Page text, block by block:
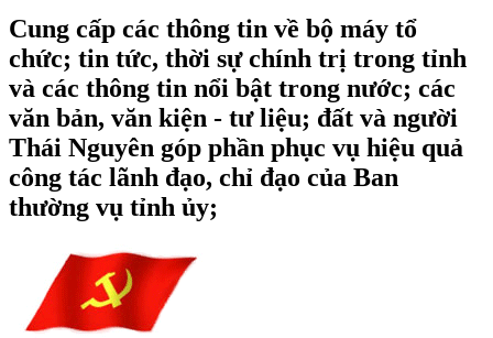
Cung cấp các thông tin về bộ máy tổ
chức; tin tức, thời sự chính trị trong tỉnh
và các thông tin nổi bật trong nước; các
văn bản, văn kiện - tư liệu; đất và người
Thái Nguyên góp phần phục vụ hiệu quả
công tác lãnh đạo, chỉ đạo của Ban
thường vụ tỉnh ủy;